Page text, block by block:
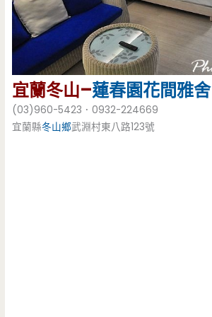
宜蘭冬山–蓮春園花間雅舍
(03)960-5423．0932-224669
宜蘭縣冬山鄉武淵村東八路123號